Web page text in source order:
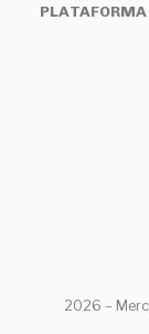
2026 –